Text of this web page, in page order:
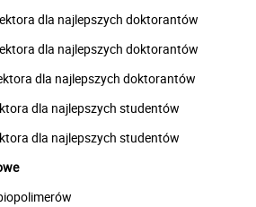
dla najlepszych doktorantów
dla najlepszych doktorantów
dla najlepszych doktorantów
dla najlepszych studentów
dla najlepszych studentów